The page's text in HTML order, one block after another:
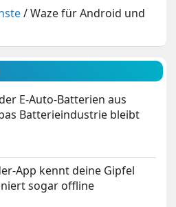
/Waze für Android und
E-Auto-Batterien aus
Batterieindustrie bleibt
App kennt deine Gipfel
sogar offline